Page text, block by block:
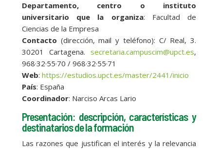
Departamento, centro o instituto
universitario que la organiza: Facultad de
Ciencias de la Empresa
Contacto (dirección, mail y teléfono): C/ Real, 3.
30201 Cartagena.secretaria.campuscim@upct.es,
968·32·55·70 / 968·32·55·71
Web: https://estudios.upct.es/master/2441/inicio
País: España
Coordinador: Narciso Arcas Lario
Presentación: descripción, características y
destinatarios de la formación
Las razones que justifican el interés y la relevancia